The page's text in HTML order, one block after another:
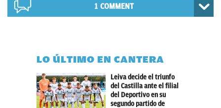
1 COMMENT
LO ÚLTIMO EN CANTERA
Leiva decide el triunfo
del Castilla ante el filial
del Deportivo en su
segundo partido de